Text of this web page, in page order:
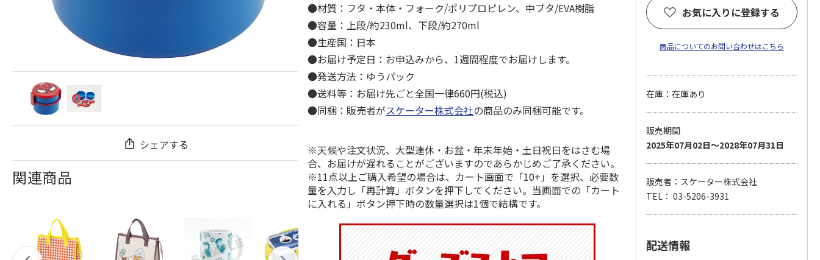
シェアする
関連商品
●材質：フタ・本体・フォーク/ポリプロピレン、中ブタ/EVA樹脂
●容量：上段/約230ml、下段/約270ml
●生産国：日本
●お届け予定日：お申込みから、1週間程度でお届けします。
●発送方法：ゆうパック
●送料等：お届け先ごと全国一律660円(税込)
●同梱：販売者がスケーター株式会社の商品のみ同梱可能です。
※天候や注文状況、大型連休・お盆・年末年始・土日祝日をはさむ場
合、お届けが遅れることがございますのであらかじめご了承ください。
※11点以上ご購入希望の場合は、カート画面で「10+」を選択、必要数
量を入力し「再計算」ボタンを押下してください。当画面での「カート
に入れる」ボタン押下時の数量選択は1個で結構です。
お気に入りに登録する
商品についてのお問い合わせはこちら
在庫：在庫あり
販売期間
2025年07月02日～2028年07月31日
販売者：スケーター株式会社
TEL： 03-5206-3931
配送情報